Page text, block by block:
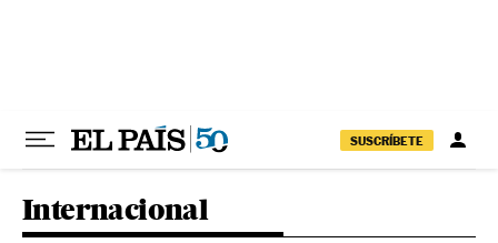
SUSCRÍBETE
Internacional